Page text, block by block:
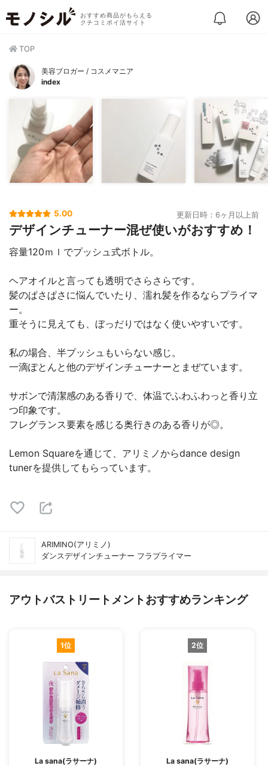
おすすめ商品がもらえる
クチコミポイ活サイト
TOP
美容ブロガー / コスメマニア
index
5.00 更新日時：6ヶ月以上前
デザインチューナー混ぜ使いがおすすめ！
容量120ｍｌでプッシュ式ボトル。
ヘアオイルと言っても透明でさらさらです。
髪のぱさぱさに悩んでいたり、濡れ髪を作るならプライマ
ー。
重そうに見えても、ぼっだりではなく使いやすいです。
私の場合、半プッシュもいらない感じ。
一滴ぽとんと他のデザインチューナーとまぜています。
サボンで清潔感のある香りで、体温でふわふわっと香り立
つ印象です。
フレグランス要素を感じる奥行きのある香りが◎。
Lemon Squareを通じて、アリミノからdance design
tunerを提供してもらっています。
ARIMINO(アリミノ)
ダンスデザインチューナー フラプライマー
アウトバストリートメントおすすめランキング
1位
La sana(ラサーナ)
2位
La sana(ラサーナ)